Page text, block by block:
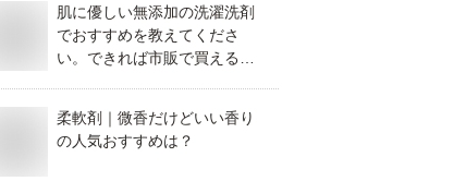
肌に優しい無添加の洗濯洗剤
でおすすめを教えてくださ
い。できれば市販で買えるも
柔軟剤｜微香だけどいい香り
の人気おすすめは？